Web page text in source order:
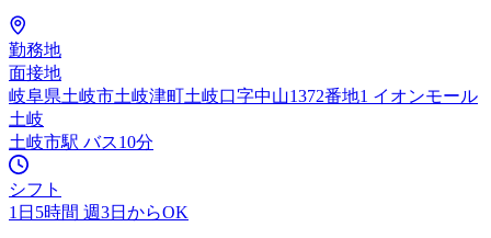
勤務地
面接地
岐阜県土岐市土岐津町土岐口字中山1372番地1 イオンモール
土岐
土岐市駅 バス10分
シフト
1日5時間 週3日からOK